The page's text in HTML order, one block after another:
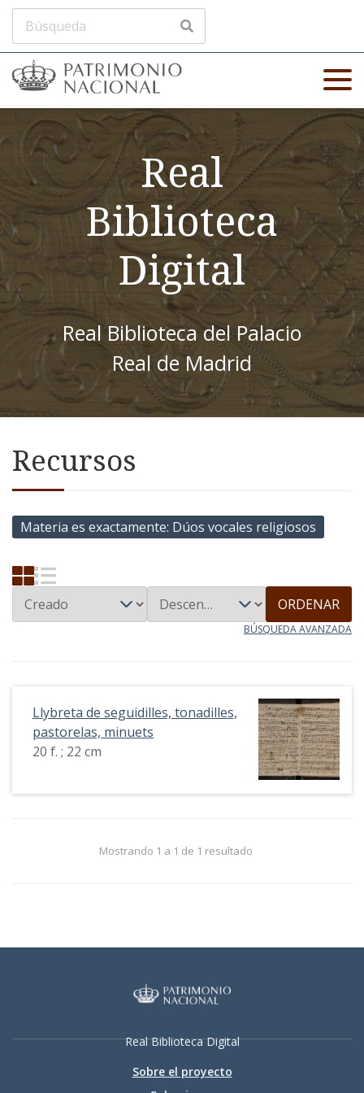
Real
Biblioteca
Digital
Real Biblioteca del Palacio
Real de Madrid
Recursos
Materia es exactamente Dúos vocales religiosos
ORDENAR
BÚSQUEDA AVANZADA
Llybreta de seguidilles, tonadilles,
pastorelas, minuets
20 f. ; 22 cm
Mostrando 1 a 1 de 1 resultado
Real Biblioteca Digital
Sobre el proyecto